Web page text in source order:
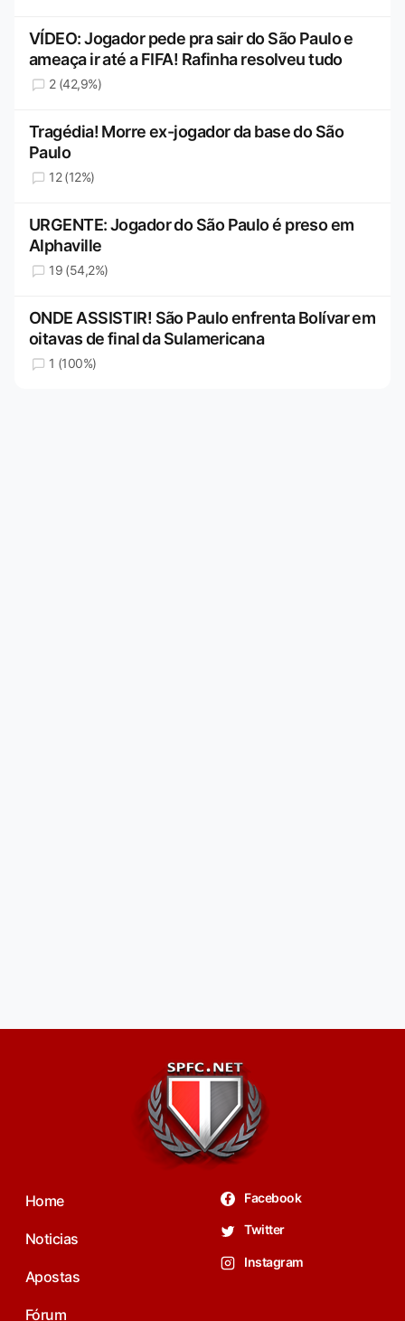
VÍDEO: Jogador pede pra sair do São Paulo e
ameaça ir até a FIFA! Rafinha resolveu tudo
2 (42,9%)
Tragédia! Morre ex-jogador da base do São
Paulo
12 (12%)
URGENTE: Jogador do São Paulo é preso em
Alphaville
19 (54,2%)
ONDE ASSISTIR! São Paulo enfrenta Bolívar em
oitavas de final da Sulamericana
1 (100%)
Home
Noticias
Apostas
Fórum
Facebook
Twitter
Instagram